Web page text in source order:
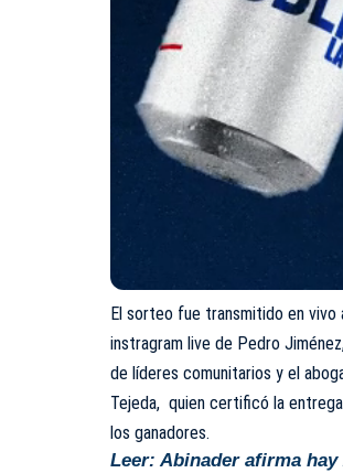
El sorteo fue transmitido en vivo
instragram live de Pedro Jiménez
de líderes comunitarios y el
Tejeda, quien certificó la
los ganadores.
Leer: Abinader afirma hay